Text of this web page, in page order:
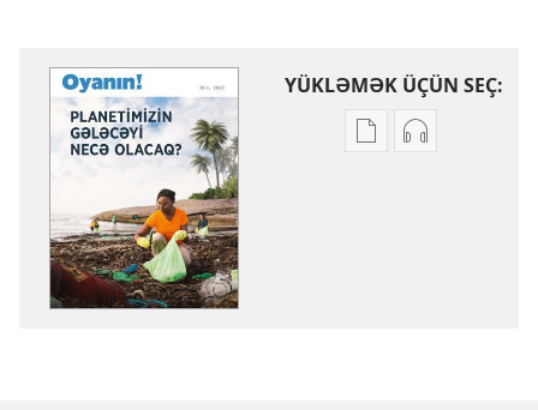
YÜKLƏMƏK ÜÇÜN SEÇ:
NəşrləriAudioyazıları